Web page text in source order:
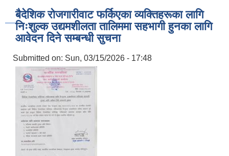
बैदेशिक रोजगारीवाट फर्किएका व्यक्तिहरूका लागि
निःशुल्क उद्यमशीलता तालिममा सहभागी हुनका लागि
आवेदन दिने सम्बन्धी सुचना
Submitted on: Sun, 03/15/2026 - 17:48